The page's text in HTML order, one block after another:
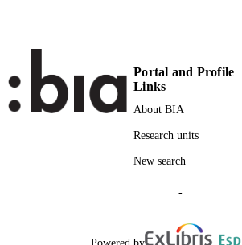
UNIT
LANGUAGE German
Nickel S
Portal and Profile
Links
About BIA
Research units
New search
-